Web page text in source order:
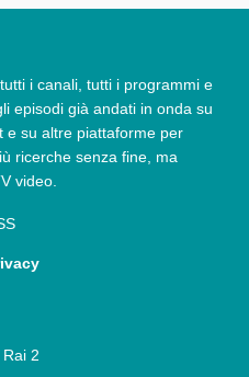
i canali, tutti i programmi e
episodi già andati in onda su
e su altre piattaforme per
ricerche senza fine, ma
video.
Rai 2